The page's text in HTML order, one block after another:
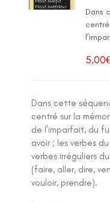
Dans
5,00
Dans cette
centré sur la
de l’imparfait, du
avoir ; les verbes
verbes irréguliers
(faire, aller, dire,
vouloir, prendre).